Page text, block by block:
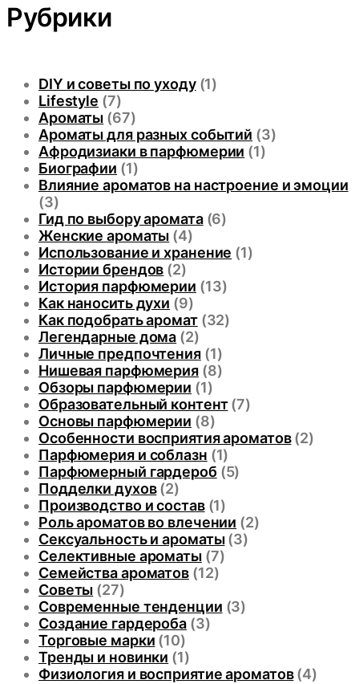
Рубрики
DIY и советы по уходу(1)
Lifestyle (7)
Ароматы (67)
Ароматы для разных событий (3)
Афродизиаки в парфюмерии (1)
Биографии (1)
Влияние ароматов на настроение и эмоции
(3)
Гид по выбору аромата(6)
Женские ароматы (4)
Использование и хранение (1)
Истории брендов (2)
История парфюмерии (13)
Как наносить духи (9)
Как подобрать аромат(32)
Легендарные дома (2)
Личные предпочтения(1)
Нишевая парфюмерия(8)
Обзоры парфюмерии (1)
Образовательный контент(7)
Основы парфюмерии (8)
Особенности восприятия ароматов(2)
Парфюмерия и соблазн (1)
Парфюмерный гардероб (5)
Подделки духов(2)
Производство и состав(1)
Роль ароматов во влечении (2)
Сексуальность и ароматы(3)
Селективные ароматы(7)
Семейства ароматов(12)
Советы (27)
Современные тенденции (3)
Создание гардероба(3)
Торговые марки (10)
Тренды и новинки (1)
Физиология и восприятие ароматов(4)